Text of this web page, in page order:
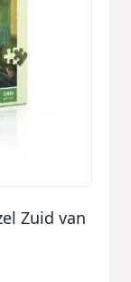
Zuid van